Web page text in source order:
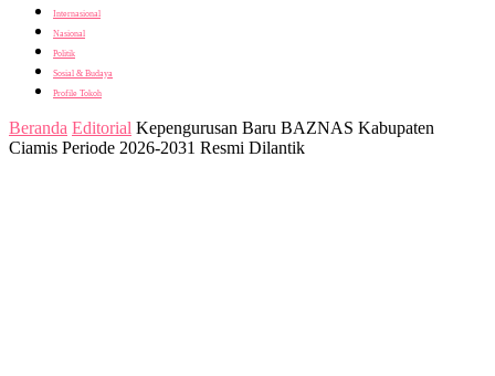
Internasional
Nasional
Politik
Sosial & Budaya
Profile Tokoh
Beranda Editorial Kepengurusan Baru BAZNAS Kabupaten
Ciamis Periode 2026-2031 Resmi Dilantik